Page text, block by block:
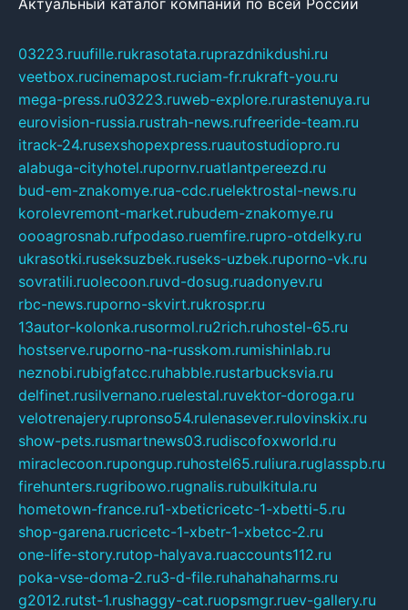
03223.ruufille.rukrasotata.ruprazdnikdushi.ru
veetbox.rucinemapost.ruciam-fr.rukraft-you.ru
mega-press.ru03223.ruweb-explore.rurastenuya.ru
eurovision-russia.rustrah-news.rufreeride-team.ru
itrack-24.rusexshopexpress.ruautostudiopro.ru
alabuga-cityhotel.rupornv.ruatlantpereezd.ru
bud-em-znakomye.rua-cdc.ruelektrostal-news.ru
korolevremont-market.rubudem-znakomye.ru
oooagrosnab.rufpodaso.ruemfire.rupro-otdelky.ru
ukrasotki.ruseksuzbek.ruseks-uzbek.ruporno-vk.ru
sovratili.ruolecoon.ruvd-dosug.ruadonyev.ru
rbc-news.ruporno-skvirt.rukrospr.ru
13autor-kolonka.rusormol.ru2rich.ruhostel-65.ru
hostserve.ruporno-na-russkom.rumishinlab.ru
neznobi.rubigfatcc.ruhabble.rustarbucksvia.ru
delfinet.rusilvernano.ruelestal.ruvektor-doroga.ru
velotrenajery.rupronso54.rulenasever.rulovinskix.ru
show-pets.rusmartnews03.rudiscofoxworld.ru
miraclecoon.rupongup.ruhostel65.ruliura.ruglasspb.ru
firehunters.rugribowo.rugnalis.rubulkitula.ru
hometown-france.ru1-xbeticricetc-1-xbetti-5.ru
shop-garena.rucricetc-1-xbetr-1-xbetcc-2.ru
one-life-story.rutop-halyava.ruaccounts112.ru
poka-vse-doma-2.ru3-d-file.ruhahahaharms.ru
g2012.rutst-1.rushaggy-cat.ruopsmgr.ruev-gallery.ru